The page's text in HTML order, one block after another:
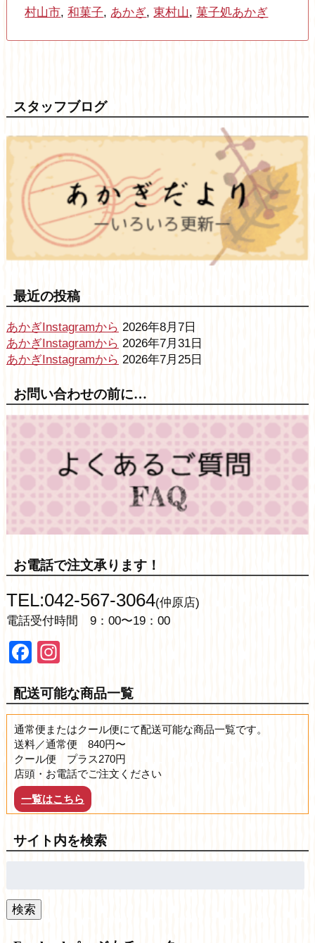
村山市,和菓子, あかぎ,東村山,菓子処あかぎ
スタッフブログ
最近の投稿
あかぎInstagramから 2026年8月7日
あかぎInstagramから 2026年7月31日
あかぎInstagramから 2026年7月25日
お問い合わせの前に…
お電話で注文承ります！
TEL:042-567-3064(仲原店)
電話受付時間 9：00〜19：00
Facebook
配送可能な商品一覧
通常便またはクール便にて配送可能な商品一覧です。
送料／通常便 840円〜
クール便 プラス270円
店頭・お電話でご注文ください
一覧はこちら
サイト内を検索
検索